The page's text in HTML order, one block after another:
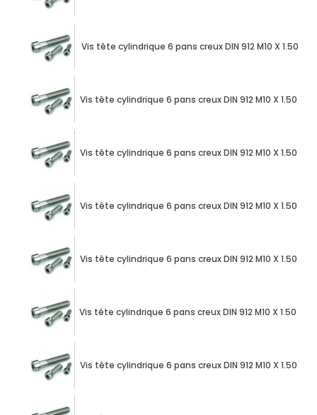
Vis tête cylindrique 6 pans creux DIN 912 M10 X 1.50 X
Vis tête cylindrique 6 pans creux DIN 912 M10 X 1.50 X
Vis tête cylindrique 6 pans creux DIN 912 M10 X 1.50 X
Vis tête cylindrique 6 pans creux DIN 912 M10 X 1.50 X
Vis tête cylindrique 6 pans creux DIN 912 M10 X 1.50 X
Vis tête cylindrique 6 pans creux DIN 912 M10 X 1.50 X
Vis tête cylindrique 6 pans creux DIN 912 M10 X 1.50 X